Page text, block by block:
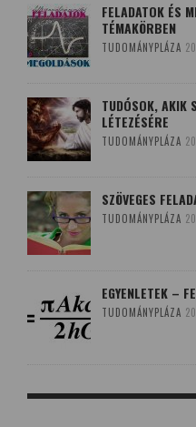
FELADATOK ÉS
TÉMAKÖRBEN
TUDOMÁNYPLÁZA
TUDÓSOK, AKIK
LÉTEZÉSÉRE
TUDOMÁNYPLÁZA
SZÖVEGES
TUDOMÁNYPLÁZA
EGYENLETEK –
TUDOMÁNYPLÁZA